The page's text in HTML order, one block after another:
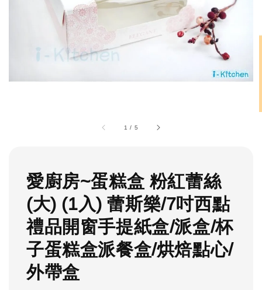
1 / 5
愛廚房~蛋糕盒 粉紅蕾絲
(大) (1入) 蕾斯樂/7吋西點
禮品開窗手提紙盒/派盒/杯
子蛋糕盒派餐盒/烘焙點心/
外帶盒